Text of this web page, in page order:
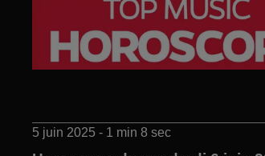
5 juin 2025 - 1 min 8 sec